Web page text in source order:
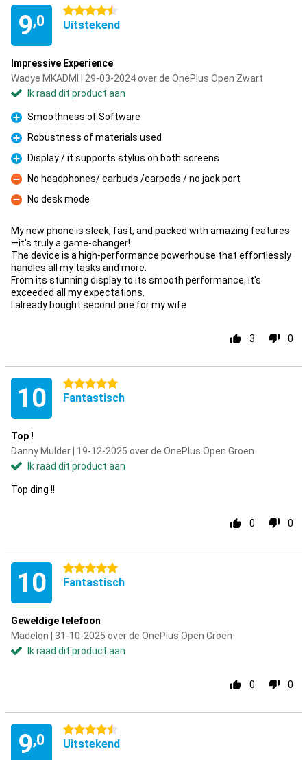
9,0
4.5 sterren
Uitstekend
Impressive Experience
Wadye MKADMI | 29-03-2024 over de OnePlus Open Zwart
Ik raad dit product aan
Pluspunt
Smoothness of Software
Pluspunt
Robustness of materials used
Pluspunt
Display / it supports stylus on both screens
Minpunt
No headphones/ earbuds /earpods / no jack port
Minpunt
No desk mode
My new phone is sleek, fast, and packed with amazing features
—it's truly a game-changer!
The device is a high-performance powerhouse that effortlessly
handles all my tasks and more.
From its stunning display to its smooth performance, it's
exceeded all my expectations.
I already bought second one for my wife
3 0
10 5 sterren
Fantastisch
Top !
Danny Mulder | 19-12-2025 over de OnePlus Open Groen
Ik raad dit product aan
Top ding !!
0 0
10 5 sterren
Fantastisch
Geweldige telefoon
Madelon | 31-10-2025 over de OnePlus Open Groen
Ik raad dit product aan
0 0
9,0
4.5 sterren
Uitstekend